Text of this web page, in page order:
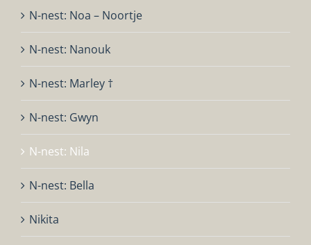
N-nest: Noa – Noortje
N-nest: Nanouk
N-nest: Marley †
N-nest: Gwyn
N-nest: Nila
N-nest: Bella
Nikita